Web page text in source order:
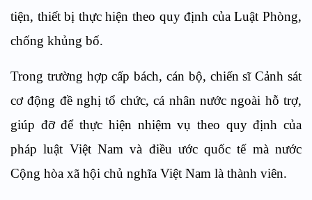
tiện, thiết bị thực hiện theo quy định của Luật Phòng,
chống khủng bố.
Trong trường hợp cấp bách, cán bộ, chiến sĩ Cảnh sát
cơ động đề nghị tổ chức, cá nhân nước ngoài hỗ trợ,
giúp đỡ để thực hiện nhiệm vụ theo quy định của
pháp luật Việt Nam và điều ước quốc tế mà nước
Cộng hòa xã hội chủ nghĩa Việt Nam là thành viên.